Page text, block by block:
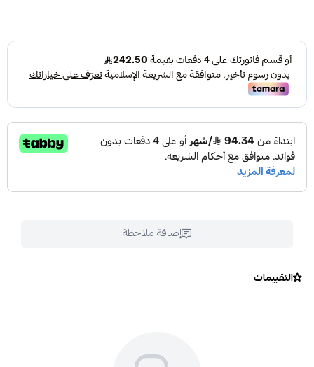
إضافة ملاحظة
التقييمات